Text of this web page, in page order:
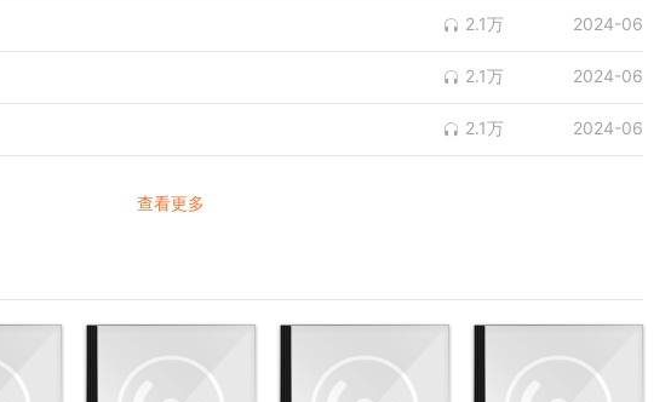
2.1万 2024-06
2.1万 2024-06
2.1万 2024-06
查看更多